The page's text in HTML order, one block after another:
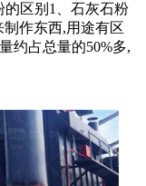
的区别1、石灰石粉
作东西,用途有区
约占总量的50%多,